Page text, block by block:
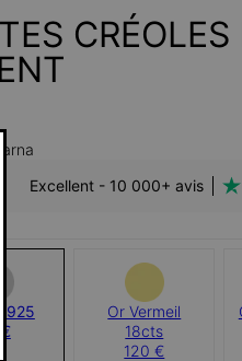
Excellent - 10 000+ avis
925
€
Or Vermeil
18cts
120 €